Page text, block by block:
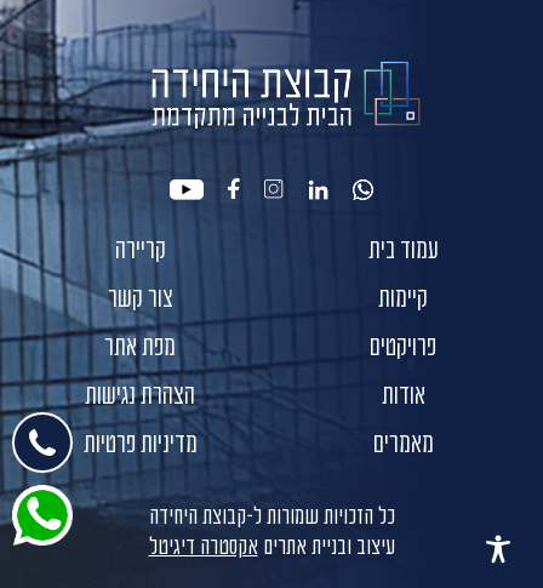
whatsapp
linkedin
instagram
facebook
youtube
עמוד בית
קיימות
פרויקטים
אודות
מאמרים
קריירה
צור קשר
מפת אתר
הצהרת נגישות
מדיניות פרטיות
כל הזכויות שמורות ל-קבוצת היחידה
עיצוב ובניית אתריםאקסטרה דיגיטל